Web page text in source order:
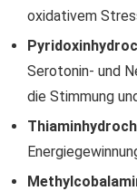
oxidativem
Serotonin- und
die Stimmung